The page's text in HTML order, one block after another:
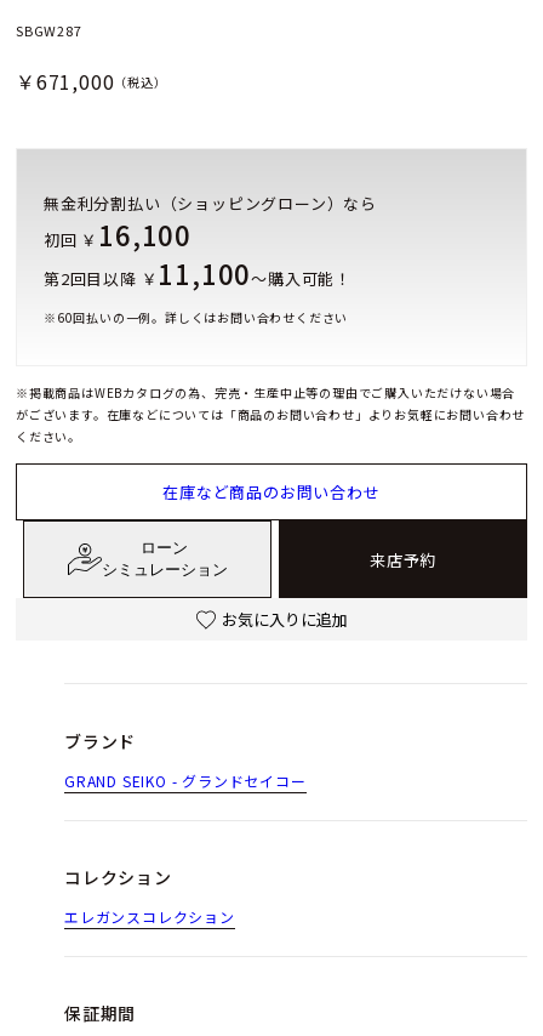
SBGW287
￥671,000 （税込）
無金利分割払い（ショッピングローン）なら
初回 ￥ 16,100
第2回目以降 ￥ 11,100～購入可能！
※ 60回払いの一例。詳しくはお問い合わせください
※掲載商品はWEBカタログの為、完売・生産中止等の理由でご購入いただけない場合
がございます。在庫などについては「商品のお問い合わせ」よりお気軽にお問い合わせ
ください。
在庫など商品のお問い合わせ
ローン
シミュレーション
来店予約
お気に入りに追加
ブランド
GRAND SEIKO - グランドセイコー
コレクション
エレガンスコレクション
保証期間